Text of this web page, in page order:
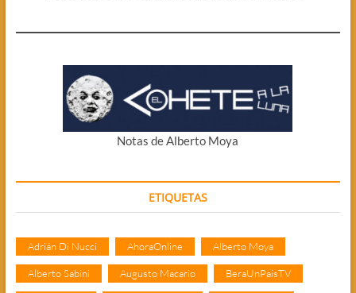
Notas de Alberto Moya
ETIQUETAS
Adrián Di Nucci AhoraOnline Alberto Moya
Alberto Sabini Augusto Macario BeraUnPaisTV